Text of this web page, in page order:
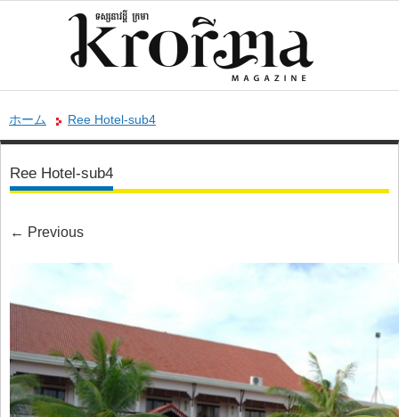
ホーム Ree Hotel-sub4
Ree Hotel-sub4
← Previous